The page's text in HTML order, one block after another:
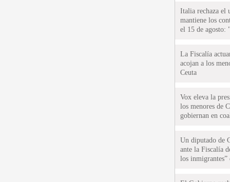
Italia rechaza el
mantiene los
el 15 de agosto:
La Fiscalía
acojan a los
Ceuta
Vox eleva la
los menores de
gobiernan en
Un diputado de
ante la Fiscalía
los inmigrantes”